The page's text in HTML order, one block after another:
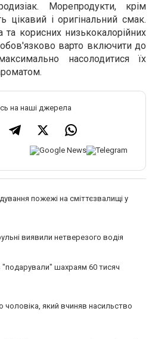
Морепродукти, крім
цікавий і оригінальний смак.
корисних низькокалорійних
варто включити до
насолодитися їх
на наші джерела
пожежі на сміттєзвалищі у
виявили нетверезого водія
"подарували" шахраям 60 тисяч
чоловіка, який вчиняв насильство